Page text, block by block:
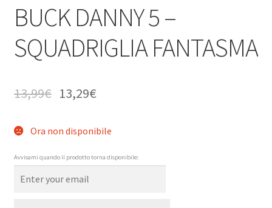
BUCK DANNY 5 –
SQUADRIGLIA FANTASMA
13,99€ 13,29€
Ora non disponibile
Avvisami quando il prodotto torna disponibile: